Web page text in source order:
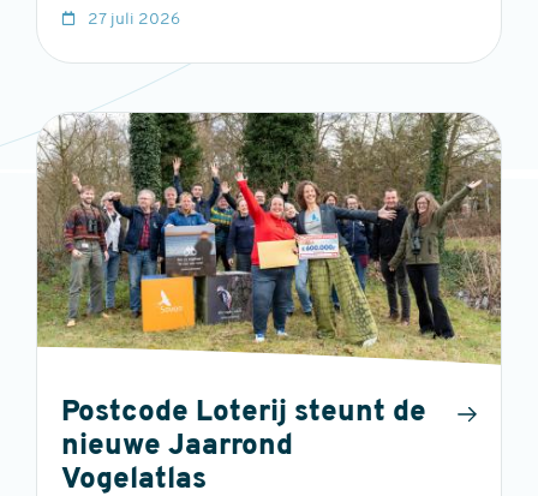
27 juli 2026
Postcode Loterij steunt de
nieuwe Jaarrond
Vogelatlas